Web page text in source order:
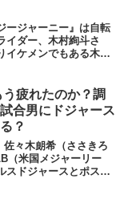
ージャーニー』は自転
イダー、木村絢斗さ
イケメンでもある木村
で、みなさんと一緒に
思います！
疲れたのか？調
合男にドジャース
？
佐々木朗希（ささきろ
（米国メジャーリー
スドジャースとポステ